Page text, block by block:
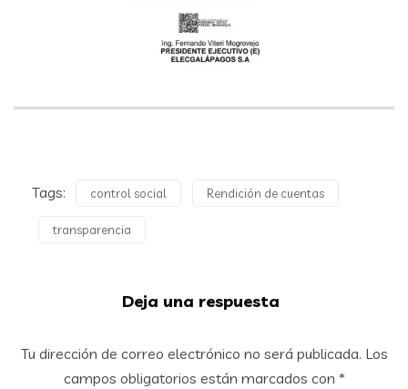
Tags: control social Rendición de cuentas
transparencia
Deja una respuesta
Tu dirección de correo electrónico no será publicada. Los
campos obligatorios están marcados con *